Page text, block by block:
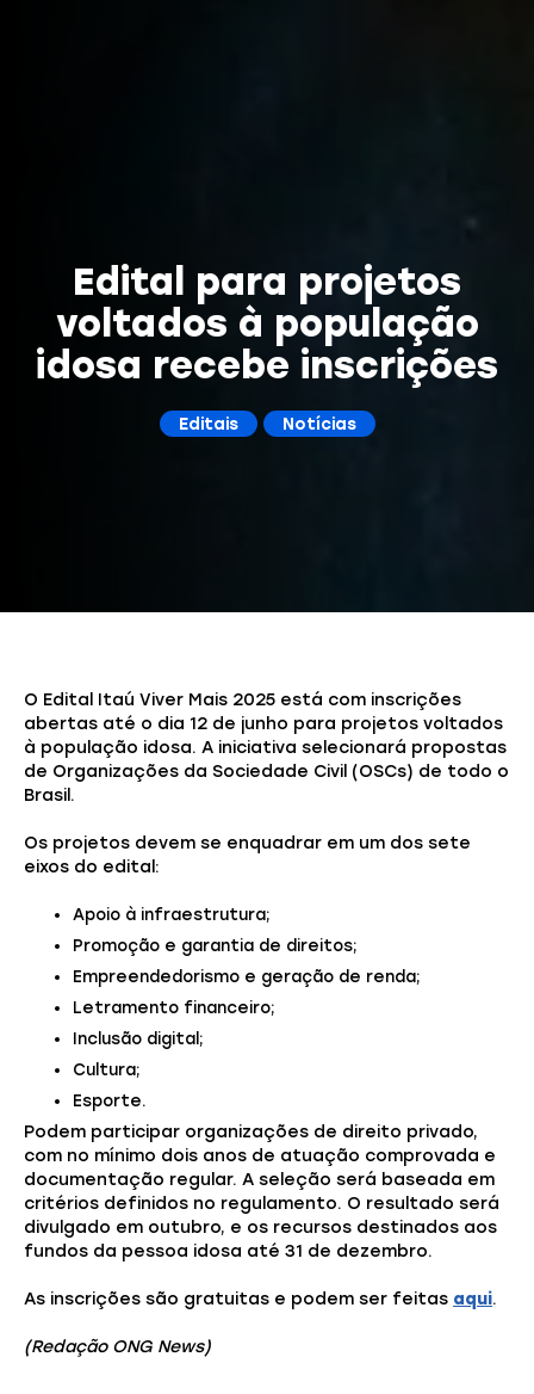
Edital para projetos
voltados à população
idosa recebe inscrições
Editais Notícias
O Edital Itaú Viver Mais 2025 está com inscrições
abertas até o dia 12 de junho para projetos voltados
à população idosa. A iniciativa selecionará propostas
de Organizações da Sociedade Civil (OSCs) de todo o
Brasil.
Os projetos devem se enquadrar em um dos sete
eixos do edital:
Apoio à infraestrutura;
Promoção e garantia de direitos;
Empreendedorismo e geração de renda;
Letramento financeiro;
Inclusão digital;
Cultura;
Esporte.
Podem participar organizações de direito privado,
com no mínimo dois anos de atuação comprovada e
documentação regular. A seleção será baseada em
critérios definidos no regulamento. O resultado será
divulgado em outubro, e os recursos destinados aos
fundos da pessoa idosa até 31 de dezembro.
As inscrições são gratuitas e podem ser feitas aqui.
(Redação ONG News)